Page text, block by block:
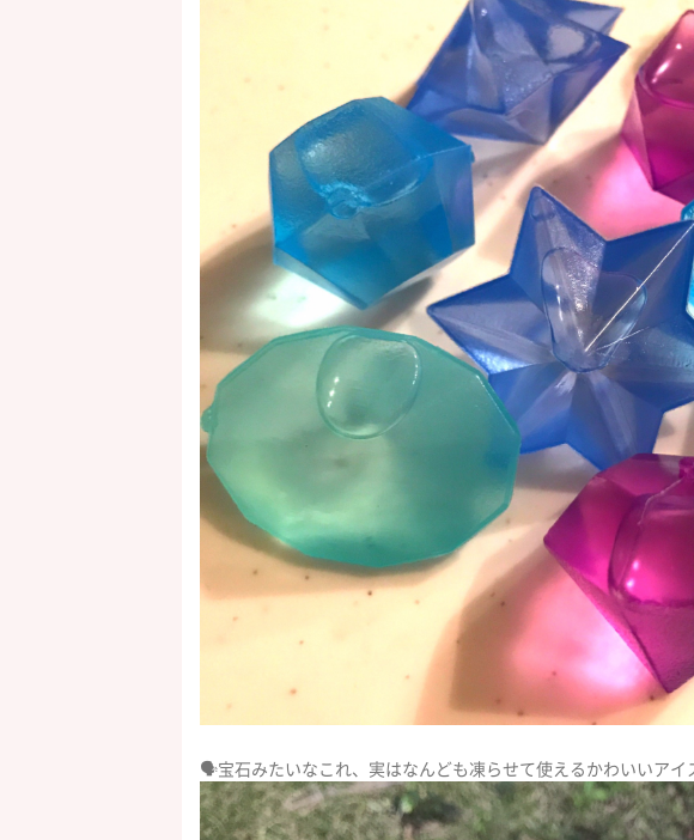
🗣宝石みたいなこれ、実はなんども凍らせて使えるかわいいアイ